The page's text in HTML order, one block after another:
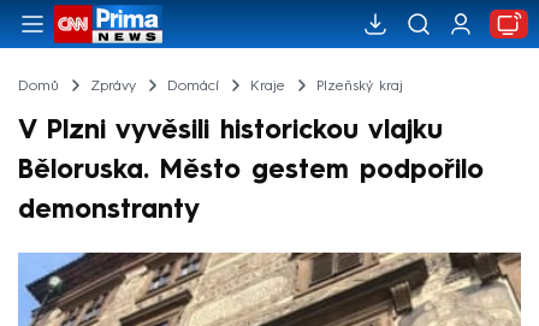
Domů Zprávy Domácí Kraje Plzeňský kraj
V Plzni vyvěsili historickou vlajku
Běloruska. Město gestem podpořilo
demonstranty